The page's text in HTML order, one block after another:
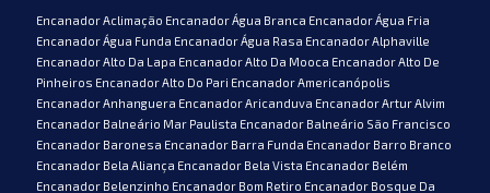
Encanador Aclimação Encanador Água Branca Encanador Água Fria Encanador Água Funda Encanador Água Rasa Encanador Alphaville Encanador Alto Da Lapa Encanador Alto Da Mooca Encanador Alto De Pinheiros Encanador Alto Do Pari Encanador Americanópolis Encanador Anhanguera Encanador Aricanduva Encanador Artur Alvim Encanador Balneário Mar Paulista Encanador Balneário São Francisco Encanador Baronesa Encanador Barra Funda Encanador Barro Branco Encanador Bela Aliança Encanador Bela Vista Encanador Belém Encanador Belenzinho Encanador Bom Retiro Encanador Bosque Da Saúde Encanador Brás Encanador Brasilândia Encanador Brooklin Novo Encanador Brooklin Paulista Encanador Burgo Paulista Encanador Butantã Encanador Cachoeirinha Encanador Cambuci Encanador Campo Belo Encanador Campo Grande Encanador Campo Limpo Encanador Campos Elíseos Encanador Cangaíba Encanador Canindé Encanador Cantinho Do Céu Encanador Capão Redondo Encanador Capela Do Socorro Encanador Carandiru Encanador Carrão Encanador Casa Verde Encanador Casa Verde Baixa Encanador Catumbi Encanador Caxingui Encanador Centro Encanador Cerqueira César Encanador Chácara Belenzinho Encanador Chácara Califórnia Encanador Chácara Cruzeiro Do Sul Encanador Chácara Do Encosto Encanador Chácara Dona Olívia Encanador Chácara Inglesa Encanador Chácara Flora Encanador Chácara Itaim Encanador Chácara Monte Alegre Encanador Chácara Nossa Senhora Aparecida Encanador Chácara Santa Maria Encanador Chácara Santo Antônio Encanador Chácara Seis De Outubro Encanador Chácara Três Meninas Encanador Cidade Ademar Encanador Cidade Antônio Estevão De Carvalho Encanador Cidade Continental Encanador Cidade Dutra Encanador Cidade Jardim Encanador Cidade Júlia Encanador Cidade Kemel Encanador Cidade Líder Encanador Cidade Mãe Do Céu Encanador Cidade Monções Encanador Cidade Nova São Miguel Encanador Cidade Patriarca Encanador Cidade São Francisco Encanador Cidade São Mateus Encanador Cidade Satélite Santa Bárbara Encanador Cidade Tiradentes Encanador Cidade Vargas Encanador City América Encanador Colônia Encanador Conjunto Habitacional Inácio Monteiro Encanador Conjunto Habitacional Instituto Adventista Encanador Conjunto Habitacional Padre José De Anchieta Encanador Conjunto Habitacional Padre Manoel Da Nóbrega Encanador Conjunto Promorar Rio Claro Encanador Conjunto Residencial Butantã Encanador Conjunto Residencial Elisio Teixeira Leite Encanador Conjunto Residencial José Bonifácio Encanador Conjunto Residencial Santa Terezinha Encanador Conjunto Residencial Vista Verde Encanador Consolação Encanador Cursino Encanador Engenheiro Goulart Encanador Ermelino Matarazzo Encanador Fazenda Aricanduva Encanador Ferreira Encanador Freguesia Do Ó Encanador Grajaú Encanador Granja Viana Encanador Guaianazes Encanador Guapira Encanador Higienópolis Encanador Horto Florestal Encanador Ibirapuera Encanador Iguatemi Encanador Imirim Encanador Indianópolis Encanador Instituto De Previdência Encanador Interlagos Encanador Ipiranga Encanador Itaberaba Encanador Itaim Bibi Encanador Itaim Paulista Encanador Itaquera Encanador Jabaquara Encanador Jaçanã Encanador Jaguara Encanador Jaguaré Encanador Jaraguá Encanador Jardim Adutora Encanador Jardim Aeroporto Encanador Jardim Alvorada Encanador Jardim América Encanador Jardim América Da Penha Encanador Jardim Ana Lúcia Encanador Jardim Anália Franco Encanador Jardim Andaraí Encanador Jardim Ângela Encanador Jardim Anhangüera Encanador Jardim Aparecida Encanador Jardim Aricanduva Encanador Jardim Arpoador Encanador Jardim Avelino Encanador Jardim Avenida Encanador Jardim Bartira Encanador Jardim Bela Vista Encanador Jardim Belém Encanador Jardim Bom Refúgio Encanador Jardim Bonfiglioli Encanador Jardim Botucatu Encanador Jardim Brasil Encanador Jardim Caboré Encanador Jardim Cachoeira Encanador Jardim Camargo Novo Encanador Jardim Campinas Encanador Jardim Campo Grande Encanador Jardim Campo Limpo Encanador Jardim Caravelas Encanador Jardim Casa Grande Encanador Jardim Catanduva Encanador Jardim Celeste Encanador Jardim Célia Encanador Jardim Cidade Pirituba Encanador Jardim Coimbra Encanador Jardim Colombo Encanador Jardim Cruzeiro Encanador Jardim Da Glória Encanador Jardim Da Laranjeira Encanador Jardim Da Pedreira Encanador Jardim Da Saude Encanador Jardim Das Acácias Encanador Jardim Das Bandeiras Encanador Jardim Das Flores Encanador Jardim Das Graças Encanador Jardim Das Laranjeiras Encanador Jardim Das Oliveiras Encanador Jardim Das Vertentes Encanador Jardim Dom Bosco Encanador Jardim Dos Ipês Encanador Jardim Dos Lagos Encanador Jardim Eliana Encanador Jardim Edi Encanador Jardim Eledy Encanador Jardim Esmeralda Encanador Jardim Europa Encanador Jardim Everest Encanador Jardim Felicidade Encanador Jardim Fonte Do Morumbi Encanador Jardim Franca Encanador Jardim Glória Encanador Jardim Guairaca Encanador Jardim Guarani Encanador Jardim Guarapiranga Encanador Jardim Guedala Encanador Jardim Helena Encanador Jardim Herplin Encanador Jardim Humaitá Encanador Jardim Independência Encanador Jardim Ipanema Encanador Jardim Íris Encanador Jardim Itacolomi Encanador Jardim Itapeva Encanador Jardim Iva Encanador Jardim Jabaquara Encanador Jardim Japão Encanador Jardim Jaú Encanador Jardim Jua Encanador Jardim Leonor Encanador Jardim Leonor Mendes De Barros Encanador Jardim Líbano Encanador Jardim Londrina Encanador Jardim Luzitânia Encanador Jardim Maia Encanador Jardim Mangalot Encanador Jardim Marajoara Encanador Jardim Maria Amália Encanador Jardim Maria Estela Encanador Jardim Maria Luiza Encanador Jardim Marília Encanador Jardim Maringá Encanador Jardim Maristela Encanador Jardim Matarazzo Encanador Jardim Miragaia Encanador Jardim Modelo Encanador Jardim Monjolo Encanador Jardim Monte Kemel Encanador Jardim Monte Verde Encanador Jardim Morumbi Encanador Jardim Nice Encanador Jardim Norma Encanador Jardim Nossa Senhora Do Carmo Encanador Jardim Novo Parelheiros Encanador Jardim Odete Encanador Jardim Palmares Encanador Jardim Panorama Encanador Jardim Paraná Encanador Jardim Parque Morumbi Encanador Jardim Patente Encanador Jardim Patente Novo Encanador Jardim Paulista Encanador Jardim Paulistano Encanador Jardim Paulo VI Encanador Jardim Pedra Branca Encanador Jardim Pedro José Nunes Encanador Jardim Penha Encanador Jardim Pereira Leite Encanador Jardim Peri Encanador Jardim Peri Peri Encanador Jardim Petrópolis Encanador Jardim Pinheiros Encanador Jardim Piratininga Encanador Jardim Popular Encanador Jardim Primavera Encanador Jardim Promissão Encanador Jardim Prudência Encanador Jardim Regina Encanador Jardim Régis Encanador Jardim Rincão Encanador Jardim Rizzo Encanador Jardim Robru Encanador Jardim Rodolfo Pirani Encanador Jardim Rosana Encanador Jardim Samara Encanador Jardim Santa Emília Encanador Jardim Santa Helena Encanador Jardim Santa Lucrécia Encanador Jardim Santa Margarida Encanador Jardim Santa Maria Encanador Jardim Santa Terezinha Encanador Jardim Santo Amaro Encanador Jardim Santo Elias Encanador Jardim São Bento Encanador Jardim São Bernardo Encanador Jardim São Carlos Encanador Jardim São Cristovão Encanador Jardim São Francisco Encanador Jardim São João Encanador Jardim São Gabriel Encanador Jardim São Jorge Encanador Jardim São Luís Encanador Jardim São Manoel Encanador Jardim São Paulo Encanador Jardim São Pedro Encanador Jardim São Roberto Encanador Jardim São Vicente Encanador Jardim Sapopemba Encanador Jardim Satélite Encanador Jardim Shangrilá Encanador Jardim Sílvia Encanador Jardim Soares Encanador Jardim Soraia Encanador Jardim Sônia Regina Encanador Jardim Suzana Encanador Jardim Taboão Encanador Jardim Taquaral Encanador Jardim Teresa Encanador Jardim Têxtil Encanador Jardim Três Marias Encanador Jardim Triana Encanador Jardim Tupã Encanador Jardim Ubirajara Zona Sul Encanador Jardim Umarizal Encanador Jardim Umuarama Encanador Jardim Universidade Pinheiros Encanador Jardim Vazani Encanador Jardim Vera Cruz Encanador Jardim Vila Carrão Encanador Jardim Vila Formosa Encanador Jardim Vila Mariana Encanador Jardim Vila Rica Encanador Jardim Virgínia Encanador Jardim Vista Linda Encanador Jurubatuba Encanador Lajeado Encanador Lapa Encanador Lapa De Baixo Encanador Lauzane Paulista Encanador Liberdade Encanador Limão Encanador Luz Encanador M’boi Mirim Encanador Mandaquí Encanador Maranhão Encanador Mirandópolis Encanador Moema Encanador Moinho Velho Encanador Mooca Encanador Morro Dos Ingleses Encanador Morumbi Encanador Nossa Senhora Do Ó Encanador Nova Piraju Encanador Núcleo Do Engordador Encanador Pacaembu Encanador Paineiras Do Morumbi Encanador Parada Inglesa Encanador Paraíso Encanador Paraíso Do Morumbi Encanador Paraisópolis Encanador Parelheiros Encanador Pari Encanador Parque América Encanador Parque Anhanguera Encanador Parque Anhembi Encanador Parque Artur Alvim Encanador Parque Atlântico Encanador Parque Boa Esperança Encanador Parque Boturussu Encanador Parque Bristol Encanador Parque Casa De Pedra Encanador Parque Cisper Encanador Parque Colonial Encanador Parque Continental Encanador Parque Da Mooca Encanador Parque Da Vila Prudente Encanador Parque Das Paineiras Encanador Parque Do Carmo Encanador Parque Do Lago Encanador Parque Do Morumbi Encanador Parque Doroteia Encanador Parque Edu Chaves Encanador Parque Fongaro Encanador Parque Ibirapuera Encanador Parque Imperial Encanador Parque Industrial Tomas Edson Encanador Parque Ipê Encanador Parque Jabaquara Encanador Parque Luis Mucciolo Encanador Parque Mandaqui Encanador Parque Maria Helena Encanador Parque Maria Luiza Encanador Parque Novo Mundo Encanador Parque Peruche Encanador Parque Regina Encanador Parque Residencial Cocaia Encanador Parque Residencial Da Lapa Encanador Parque Residencial Júlia Encanador Parque Residencial Oratório Encanador Parque Santa Amélia Encanador Parque Santa Madalena Encanador Parque Santo Antônio Encanador Parque São Domingos Encanador Parque São Jorge Encanador Parque São Lourenço Encanador Parque São Lucas Encanador Parque